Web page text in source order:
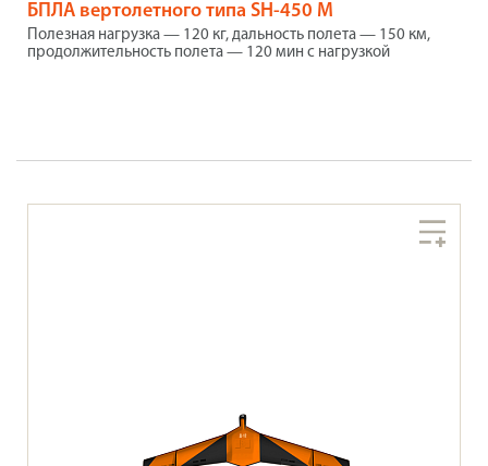
БПЛА вертолетного типа SH-450 M
Полезная нагрузка — 120 кг, дальность полета — 150 км,
продолжительность полета — 120 мин с нагрузкой